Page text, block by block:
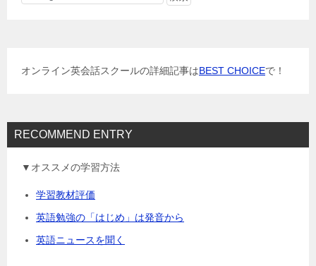
オンライン英会話スクールの詳細記事はBEST CHOICEで！
RECOMMEND ENTRY
▼オススメの学習方法
学習教材評価
英語勉強の「はじめ」は発音から
英語ニュースを聞く